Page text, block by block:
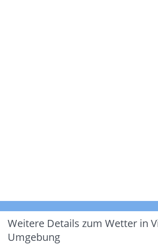
Weitere Details zum Wetter in
Umgebung